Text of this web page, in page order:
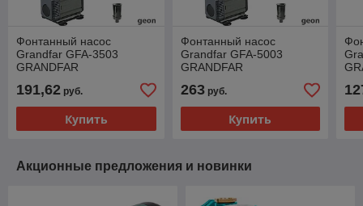
Фонтанный насос
Grandfar GFA-3503
GRANDFAR
191,62 руб.
Купить
Фонтанный насос
Grandfar GFA-5003
GRANDFAR
263руб.
Купить
Акционные предложения и новинки